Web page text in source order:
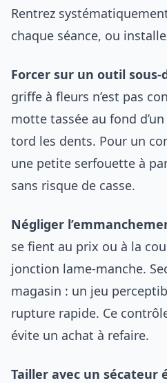
Rentrez
chaque séance, ou
Forcer sur un outil sous-
griffe à fleurs n’est pas
motte tassée au fond
tord les dents. Pour un
une petite serfouette à
sans risque de casse.
Négliger
se fient au prix ou à la
jonction lame-manche.
magasin : un jeu
rupture rapide. Ce
évite un achat à refaire.
Tailler avec un sécateur